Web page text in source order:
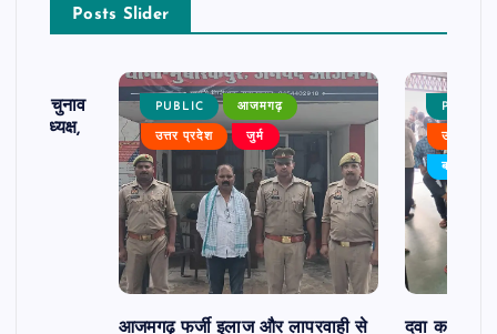
Posts Slider
का चुनाव
बने अध्यक्ष,
PUBLIC आजमगढ़
उत्तर प्रदेश जुर्म
आजमगढ़ फर्जी इलाज और लापरवाही से
PUBLIC
उत्तर
बड़ी खबर
दवा कक्ष में